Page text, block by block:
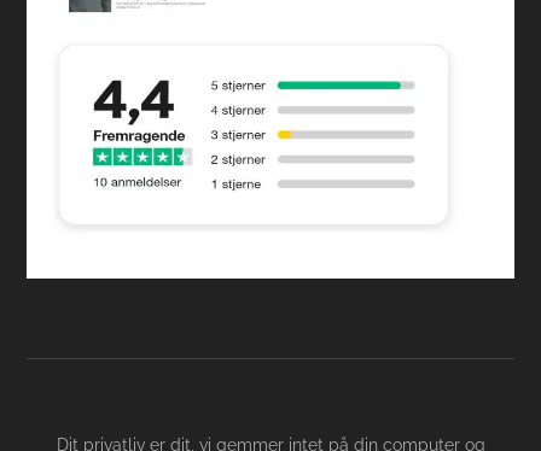
Dit privatliv er dit, vi gemmer intet på din computer og